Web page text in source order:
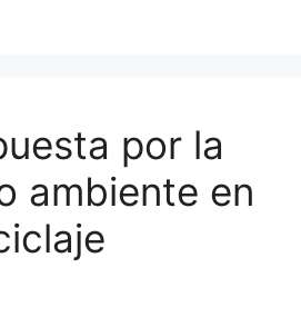
por la
ambiente en